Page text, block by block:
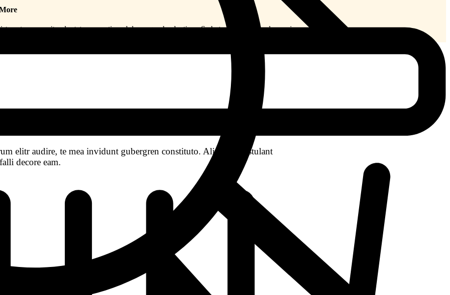
iste natus error sit voluptat accusantium doloremque laudantium. Sed ut perspiciatis unde omnis
elitr audire, te mea invidunt gubergren constituto. Aliquam postulant
decore eam.